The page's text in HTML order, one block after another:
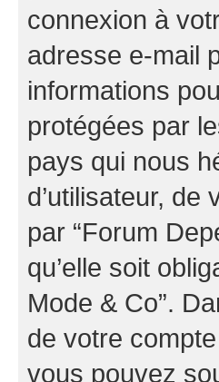
connexion à
adresse e-mail
informations
protégées par
pays qui nous
d’utilisateur,
par “Forum
qu’elle soit
Mode & Co”.
de votre
vous pouvez